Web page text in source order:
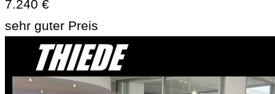
7.240 €
sehr guter Preis